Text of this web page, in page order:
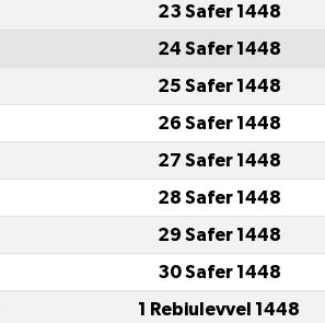
23 Safer 1448
24 Safer 1448
25 Safer 1448
26 Safer 1448
27 Safer 1448
28 Safer 1448
29 Safer 1448
30 Safer 1448
1 Rebiulevvel 1448